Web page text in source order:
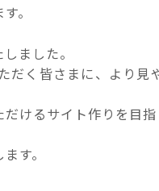
。
ました。
く皆さまに、より
けるサイト作りを目指
す。